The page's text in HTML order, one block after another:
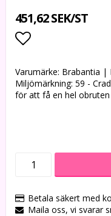
451,62 SEK/ST
Varumärke: Brabantia |
Miljömärkning: 59 -
för att få en hel
Betala säkert med
Maila oss, vi svarar